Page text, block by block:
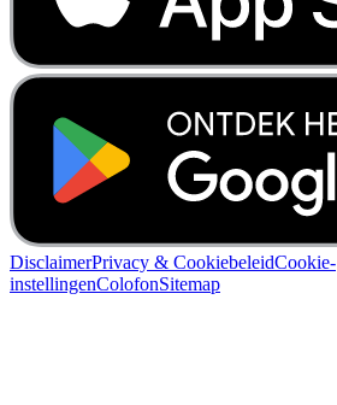
DisclaimerPrivacy & CookiebeleidCookie-
instellingenColofonSitemap